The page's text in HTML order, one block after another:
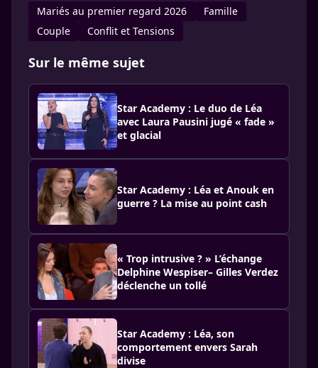
Mariés au premier regard 2026
Famille
Couple
Conflit et Tensions
Sur le même sujet
Star Academy : Le duo de Léa
avec Laura Pausini jugé « fade »
et glacial
Star Academy : Léa et Anouk en
guerre ? La mise au point cash
« Trop intrusive ? » L’échange
Delphine Wespiser– Gilles Verdez
déclenche un tollé
Star Academy : Léa, son
comportement envers Sarah
divise